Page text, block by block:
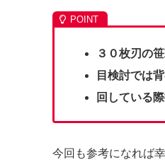
３０枚刃の
目検討では
回している
今回も参考になれば幸